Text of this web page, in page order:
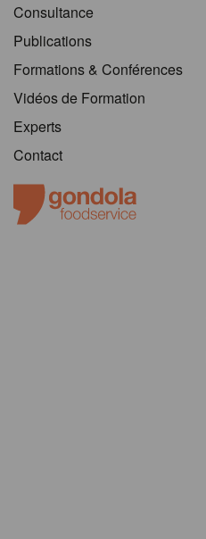
Consultance
Publications
Formations & Conférences
Vidéos de Formation
Experts
Contact